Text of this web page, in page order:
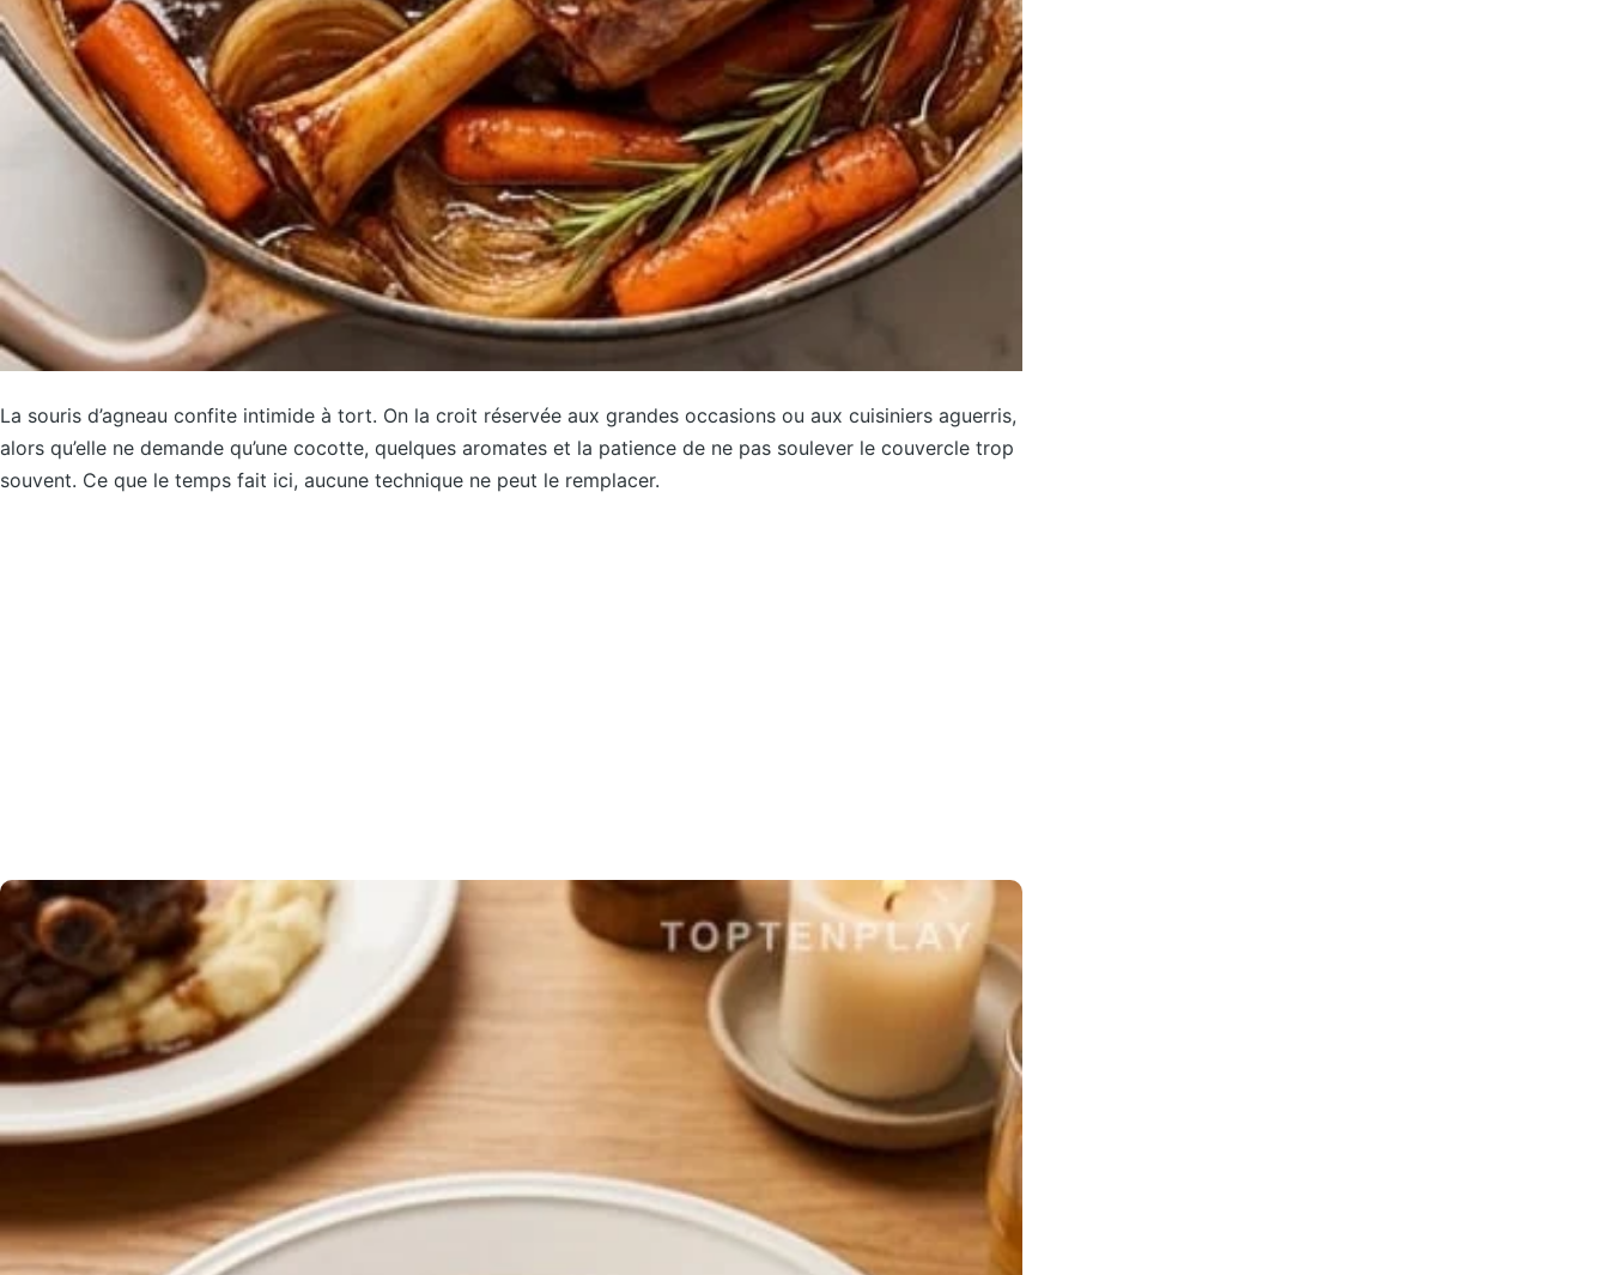
La souris d’agneau confite intimide à tort. On la croit réservée aux grandes occasions ou aux cuisiniers aguerris,
alors qu’elle ne demande qu’une cocotte, quelques aromates et la patience de ne pas soulever le couvercle trop
souvent. Ce que le temps fait ici, aucune technique ne peut le remplacer.